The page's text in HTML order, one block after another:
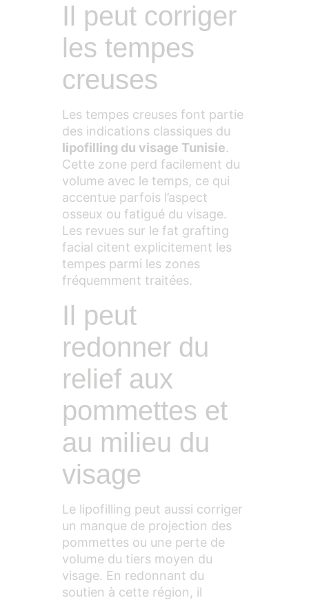
Il peut corriger
les tempes
creuses
Les tempes creuses font partie
des indications classiques du
lipofilling du visage Tunisie.
Cette zone perd facilement du
volume avec le temps, ce qui
accentue parfois l’aspect
osseux ou fatigué du visage.
Les revues sur le fat grafting
facial citent explicitement les
tempes parmi les zones
fréquemment traitées.
Il peut
redonner du
relief aux
pommettes et
au milieu du
visage
Le lipofilling peut aussi corriger
un manque de projection des
pommettes ou une perte de
volume du tiers moyen du
visage. En redonnant du
soutien à cette région, il